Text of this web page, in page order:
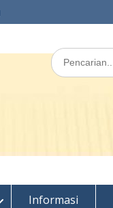
Search
for:
Informasi